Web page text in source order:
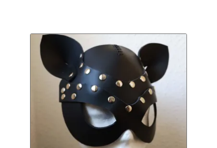
Varianten
auf.
Optionen
können
auf
der
Produktseite
gewählt
werden